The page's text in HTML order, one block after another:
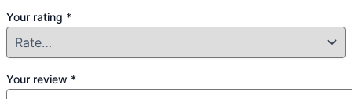
Your rating *
Your review *